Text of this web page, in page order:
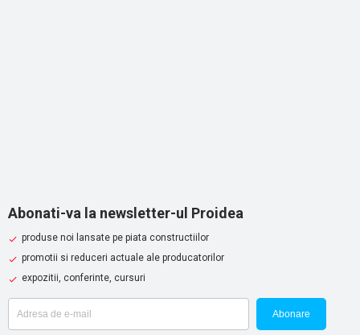
Abonati-va la newsletter-ul Proidea
produse noi lansate pe piata constructiilor
promotii si reduceri actuale ale producatorilor
expozitii, conferinte, cursuri
Abonare